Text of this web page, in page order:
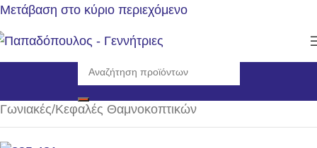
Μετάβαση στο κύριο περιεχόμενο
Αρχική σελίδα/Αναλώσιμα - Ανταλλακτικά/
Γωνιακές/Κεφαλές Θαμνοκοπτικών